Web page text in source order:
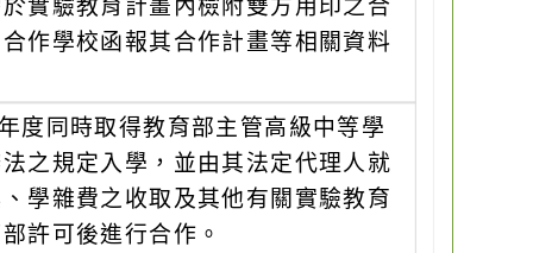
實驗教育計畫內檢附雙方用印之合
作學校函報其合作計畫等相關資料
度同時取得教育部主管高級中等學
之規定入學，並由其法定代理人就
學雜費之收取及其他有關實驗教育
許可後進行合作。